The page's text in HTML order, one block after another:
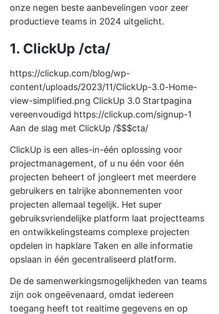
onze negen beste aanbevelingen voor zeer
productieve teams in 2024 uitgelicht.
1. ClickUp /cta/
https://clickup.com/blog/wp-
content/uploads/2023/11/ClickUp-3.0-Home-
view-simplified.png ClickUp 3.0 Startpagina
vereenvoudigd https://clickup.com/signup-1
Aan de slag met ClickUp /$$$cta/
ClickUp is een alles-in-één oplossing voor
projectmanagement, of u nu één voor één
projecten beheert of jongleert met meerdere
gebruikers en talrijke abonnementen voor
projecten allemaal tegelijk. Het super
gebruiksvriendelijke platform laat projectteams
en ontwikkelingsteams complexe projecten
opdelen in hapklare Taken en alle informatie
opslaan in één gecentraliseerd platform.
De de samenwerkingsmogelijkheden van teams
zijn ook ongeëvenaard, omdat iedereen
toegang heeft tot realtime gegevens en op